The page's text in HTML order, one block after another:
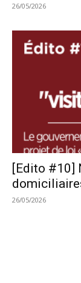
26/05/2026
[Edito #10]
26/05/2026